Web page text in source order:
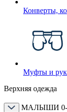
Конверты,
Муфты и
Верхняя одежда
МАЛЫШИ 0-